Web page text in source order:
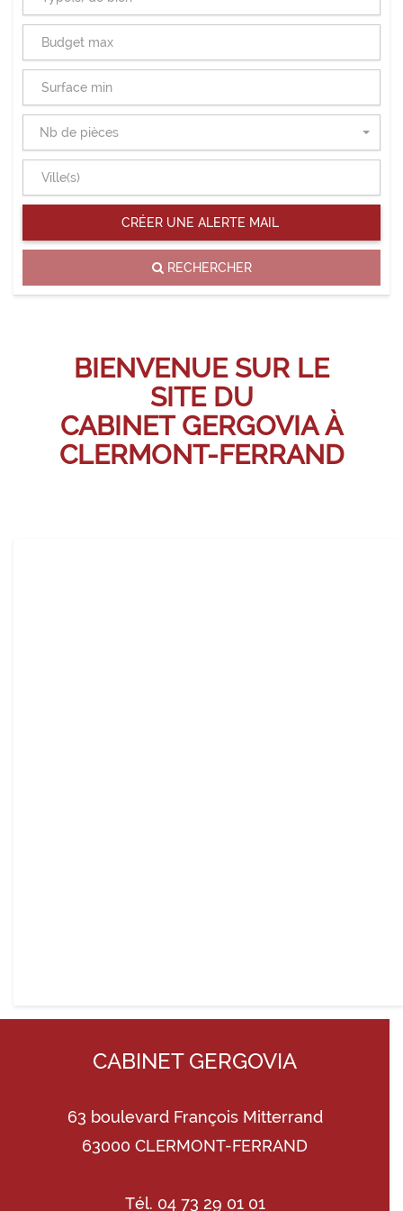
DE
BIEN
Budget
max
Surface
min
de
pièces
Nb de pièces
VILLE
CRÉER UNE ALERTE MAIL
RECHERCHER
BIENVENUE SUR LE
SITE DU
CABINET GERGOVIA À
CLERMONT-FERRAND
CABINET GERGOVIA
63 boulevard François Mitterrand
63000 CLERMONT-FERRAND
Tél. 04 73 29 01 01